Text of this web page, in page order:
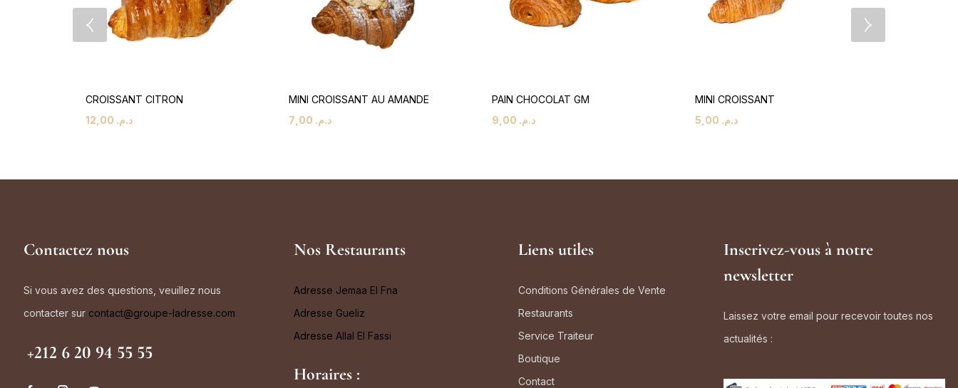
CROISSANT CITRON
د.م.
MINI CROISSANT AU AMANDE
د.م.
PAIN CHOCOLAT GM
د.م.
MINI CROISSANT
د.م.
Contactez nous
Si vous avez des questions, veuillez nous
contacter sur contact@groupe-ladresse.com
+212 6 20 94 55 55
Nos Restaurants
Adresse Jemaa El Fna
Adresse Gueliz
Adresse Allal El Fassi
Horaires :
Liens utiles
Conditions Générales de Vente
Restaurants
Service Traiteur
Boutique
Contact
Inscrivez-vous à notre
newsletter
Laissez votre email pour recevoir toutes nos
actualités :